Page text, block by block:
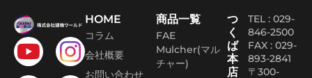
HOME
コラム
会社概要
お問い合わせ
商品一覧
FAE
Mulcher(マル
チャー)
つ
く
ば
本
店
TEL : 029-
846-2500
FAX : 029-
893-2841
〒300-